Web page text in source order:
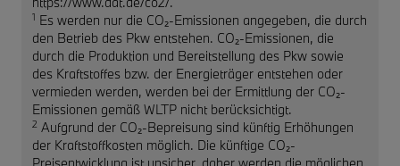
1 Es werden nur die CO₂-Emissionen angegeben, die durch
den Betrieb des Pkw entstehen. CO₂-Emissionen, die
durch die Produktion und Bereitstellung des Pkw sowie
des Kraftstoffes bzw. der Energieträger entstehen oder
vermieden werden, werden bei der Ermittlung der CO₂-
Emissionen gemäß WLTP nicht berücksichtigt.
2 Aufgrund der CO₂-Bepreisung sind künftig Erhöhungen
der Kraftstoffkosten möglich. Die künftige CO₂-